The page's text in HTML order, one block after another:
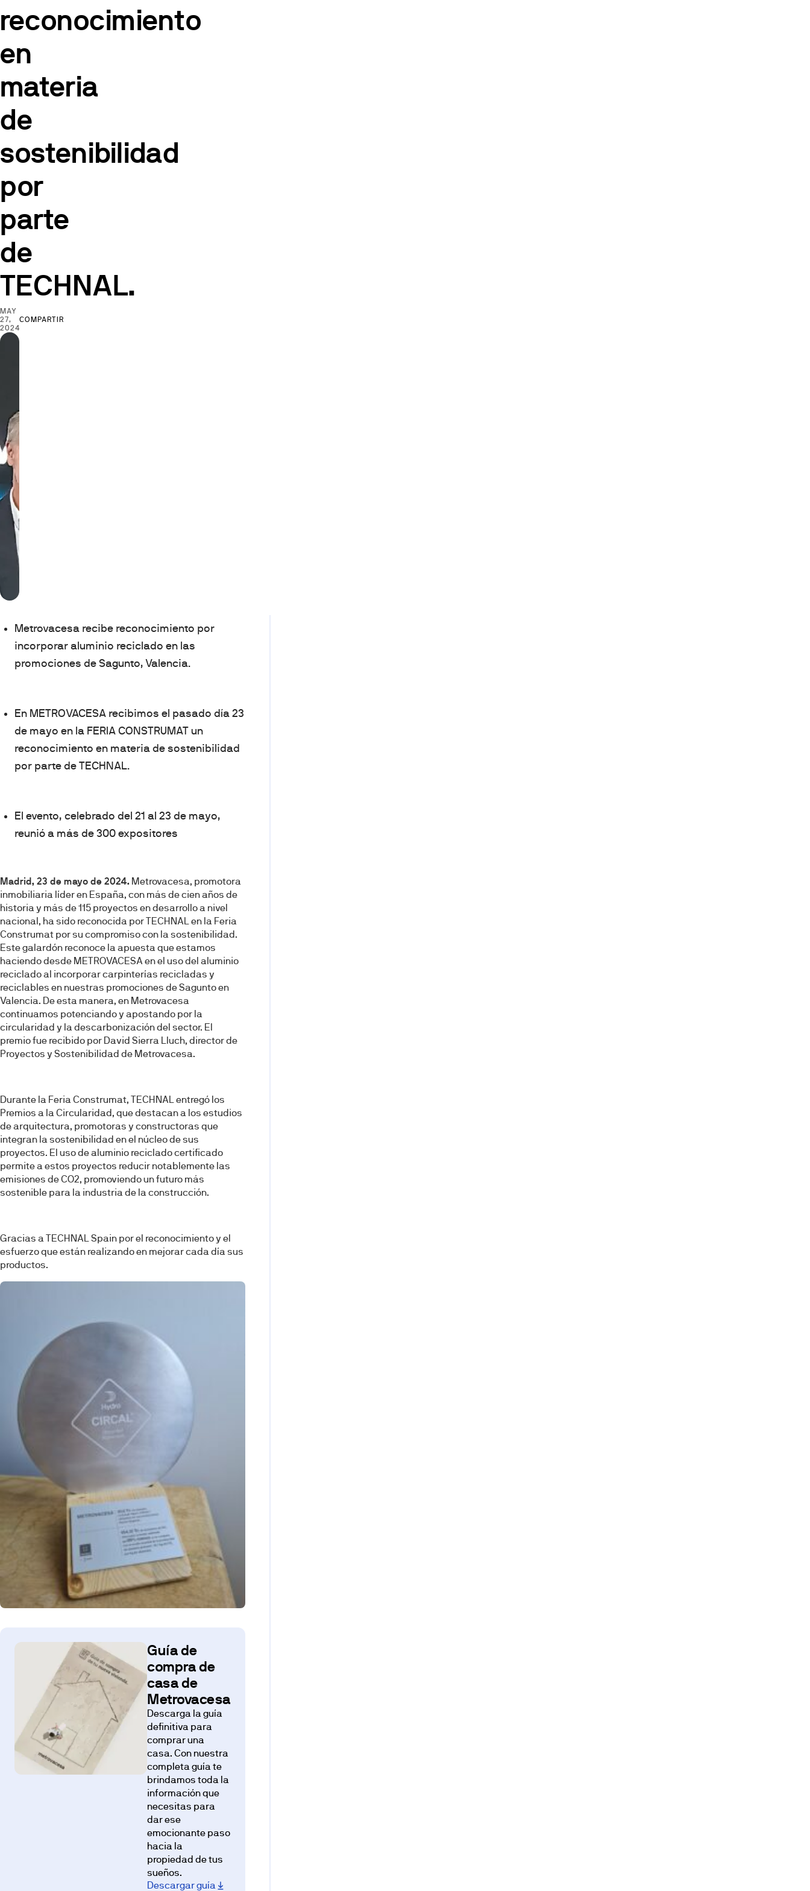
reconocimiento
en
materia
de
sostenibilidad
por
parte
de
TECHNAL.
MAY
27,
2024
COMPARTIR
Metrovacesa recibe reconocimiento por
incorporar aluminio reciclado en las
promociones de Sagunto, Valencia.
En METROVACESA recibimos el pasado día 23
de mayo en la FERIA CONSTRUMAT un
reconocimiento en materia de sostenibilidad
por parte de TECHNAL.
El evento, celebrado del 21 al 23 de mayo,
reunió a más de 300 expositores
Madrid, 23 de mayo de 2024. Metrovacesa, promotora
inmobiliaria líder en España, con más de cien años de
historia y más de 115 proyectos en desarrollo a nivel
nacional, ha sido reconocida por TECHNAL en la Feria
Construmat por su compromiso con la sostenibilidad.
Este galardón reconoce la apuesta que estamos
haciendo desde METROVACESA en el uso del aluminio
reciclado al incorporar carpinterías recicladas y
reciclables en nuestras promociones de Sagunto en
Valencia. De esta manera, en Metrovacesa
continuamos potenciando y apostando por la
circularidad y la descarbonización del sector. El
premio fue recibido por David Sierra Lluch, director de
Proyectos y Sostenibilidad de Metrovacesa.
Durante la Feria Construmat, TECHNAL entregó los
Premios a la Circularidad, que destacan a los estudios
de arquitectura, promotoras y constructoras que
integran la sostenibilidad en el núcleo de sus
proyectos. El uso de aluminio reciclado certificado
permite a estos proyectos reducir notablemente las
emisiones de CO2, promoviendo un futuro más
sostenible para la industria de la construcción.
Gracias a TECHNAL Spain por el reconocimiento y el
esfuerzo que están realizando en mejorar cada día sus
productos.
Guía de
compra de
casa de
Metrovacesa
Descarga la guía
definitiva para
comprar una
casa. Con nuestra
completa guía te
brindamos toda la
información que
necesitas para
dar ese
emocionante paso
hacia la
propiedad de tus
sueños.
Descargar guía